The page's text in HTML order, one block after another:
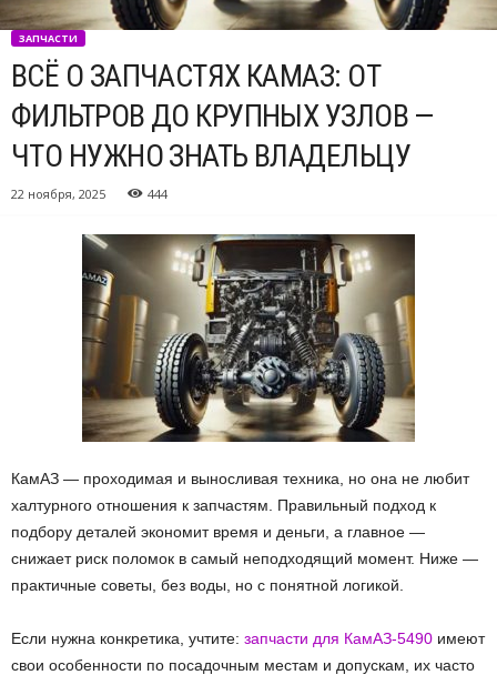
ЗАПЧАСТИ
ВСЁ О ЗАПЧАСТЯХ КАМАЗ: ОТ
ФИЛЬТРОВ ДО КРУПНЫХ УЗЛОВ —
ЧТО НУЖНО ЗНАТЬ ВЛАДЕЛЬЦУ
22 ноября, 2025 444
КамАЗ — проходимая и выносливая техника, но она не любит
халтурного отношения к запчастям. Правильный подход к
подбору деталей экономит время и деньги, а главное —
снижает риск поломок в самый неподходящий момент. Ниже —
практичные советы, без воды, но с понятной логикой.
Если нужна конкретика, учтите: запчасти для КамАЗ-5490 имеют
свои особенности по посадочным местам и допускам, их часто